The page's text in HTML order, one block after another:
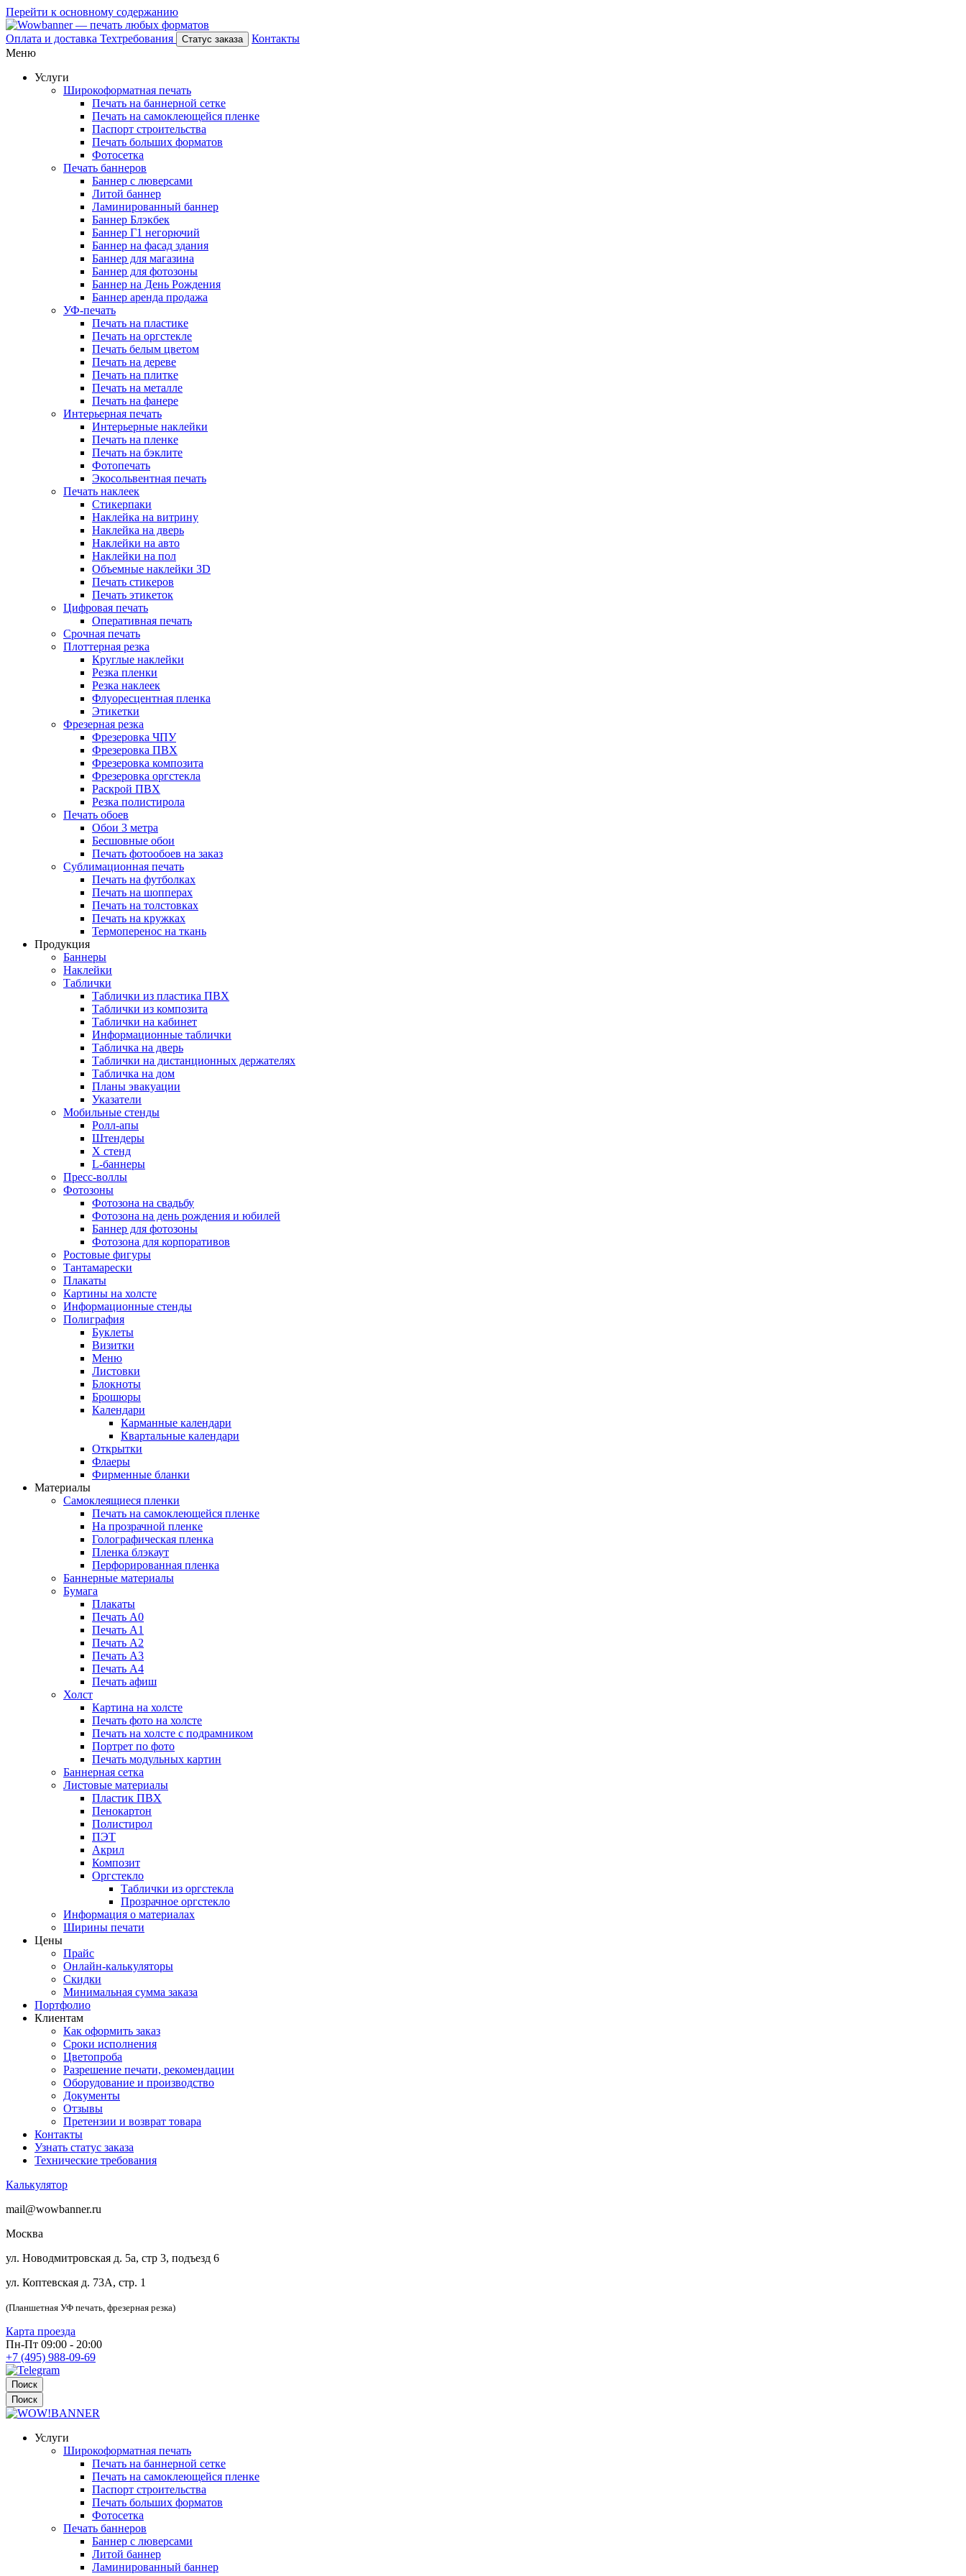
Перейти к основному содержанию
Оплата и доставка Техтребования Статус заказа
Контакты
Меню
Услуги
Широкоформатная печать
Печать на баннерной сетке
Печать на самоклеющейся пленке
Паспорт строительства
Печать больших форматов
Фотосетка
Печать баннеров
Баннер с люверсами
Литой баннер
Ламинированный баннер
Баннер Блэкбек
Баннер Г1 негорючий
Баннер на фасад здания
Баннер для магазина
Баннер для фотозоны
Баннер на День Рождения
Баннер аренда продажа
УФ-печать
Печать на пластике
Печать на оргстекле
Печать белым цветом
Печать на дереве
Печать на плитке
Печать на металле
Печать на фанере
Интерьерная печать
Интерьерные наклейки
Печать на пленке
Печать на бэклите
Фотопечать
Экосольвентная печать
Печать наклеек
Стикерпаки
Наклейка на витрину
Наклейка на дверь
Наклейки на авто
Наклейки на пол
Объемные наклейки 3D
Печать стикеров
Печать этикеток
Цифровая печать
Оперативная печать
Срочная печать
Плоттерная резка
Круглые наклейки
Резка пленки
Резка наклеек
Флуоресцентная пленка
Этикетки
Фрезерная резка
Фрезеровка ЧПУ
Фрезеровка ПВХ
Фрезеровка композита
Фрезеровка оргстекла
Раскрой ПВХ
Резка полистирола
Печать обоев
Обои 3 метра
Бесшовные обои
Печать фотообоев на заказ
Сублимационная печать
Печать на футболках
Печать на шопперах
Печать на толстовках
Печать на кружках
Термоперенос на ткань
Продукция
Баннеры
Наклейки
Таблички
Таблички из пластика ПВХ
Таблички из композита
Таблички на кабинет
Информационные таблички
Табличка на дверь
Таблички на дистанционных держателях
Табличка на дом
Планы эвакуации
Указатели
Мобильные стенды
Ролл-апы
Штендеры
Х стенд
L-баннеры
Пресс-воллы
Фотозоны
Фотозона на свадьбу
Фотозона на день рождения и юбилей
Баннер для фотозоны
Фотозона для корпоративов
Ростовые фигуры
Тантамарески
Плакаты
Картины на холсте
Информационные стенды
Полиграфия
Буклеты
Визитки
Меню
Листовки
Блокноты
Брошюры
Календари
Карманные календари
Квартальные календари
Открытки
Флаеры
Фирменные бланки
Материалы
Самоклеящиеся пленки
Печать на самоклеющейся пленке
На прозрачной пленке
Голографическая пленка
Пленка блэкаут
Перфорированная пленка
Баннерные материалы
Бумага
Плакаты
Печать А0
Печать А1
Печать А2
Печать А3
Печать А4
Печать афиш
Холст
Картина на холсте
Печать фото на холсте
Печать на холсте с подрамником
Портрет по фото
Печать модульных картин
Баннерная сетка
Листовые материалы
Пластик ПВХ
Пенокартон
Полистирол
ПЭТ
Акрил
Композит
Оргстекло
Таблички из оргстекла
Прозрачное оргстекло
Информация о материалах
Ширины печати
Цены
Прайс
Онлайн-калькуляторы
Скидки
Минимальная сумма заказа
Портфолио
Клиентам
Как оформить заказ
Сроки исполнения
Цветопроба
Разрешение печати, рекомендации
Оборудование и производство
Документы
Отзывы
Претензии и возврат товара
Контакты
Узнать статус заказа
Технические требования
Калькулятор
mail@wowbanner.ru
Москва
ул. Новодмитровская д. 5а, стр 3, подъезд 6
ул. Коптевская д. 73А, стр. 1
(Планшетная УФ печать, фрезерная резка)
Карта проезда
Пн-Пт 09:00 - 20:00
+7 (495) 988-09-69
Поиск
Поиск
Услуги
Широкоформатная печать
Печать на баннерной сетке
Печать на самоклеющейся пленке
Паспорт строительства
Печать больших форматов
Фотосетка
Печать баннеров
Баннер с люверсами
Литой баннер
Ламинированный баннер